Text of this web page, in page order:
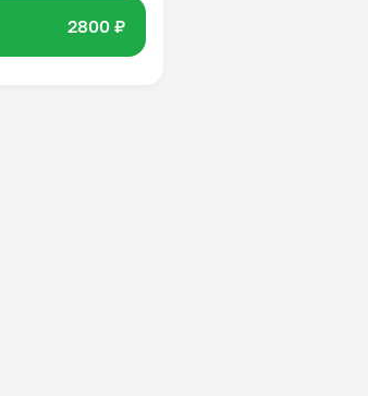
2800 ₽